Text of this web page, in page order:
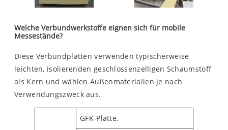
Welche Verbundwerkstoffe eignen sich für mobile
Messestände?
Diese Verbundplatten verwenden typischerweise
leichten, isolierenden geschlossenzelligen Schaumstoff
als Kern und wählen Außenmaterialien je nach
Verwendungszweck aus.
GFK-Platte.